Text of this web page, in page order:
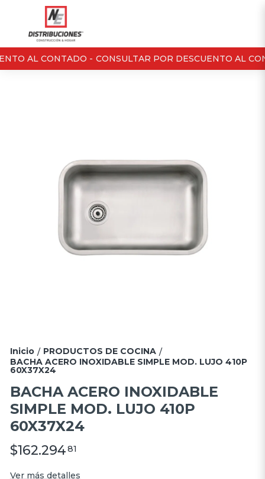
AL CONTADO - CONSULTAR POR DESCUENTO AL
Inicio / PRODUCTOS DE COCINA /
BACHA ACERO INOXIDABLE SIMPLE MOD. LUJO 410P
60X37X24
BACHA ACERO INOXIDABLE
SIMPLE MOD. LUJO 410P
60X37X24
$162.29481
Ver más detalles